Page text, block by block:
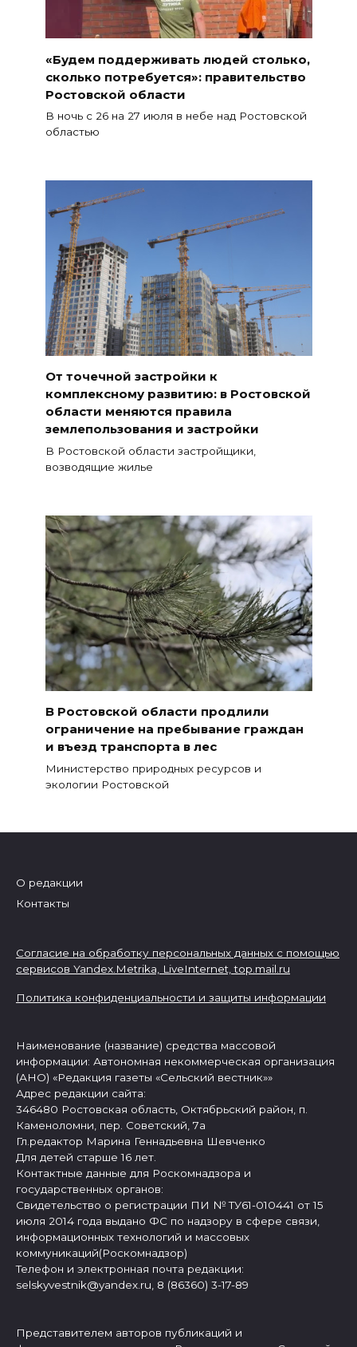
«Будем поддерживать людей столько,
сколько потребуется»: правительство
Ростовской области
В ночь с 26 на 27 июля в небе над Ростовской
областью
От точечной застройки к
комплексному развитию: в Ростовской
области меняются правила
землепользования и застройки
В Ростовской области застройщики,
возводящие жилье
В Ростовской области продлили
ограничение на пребывание граждан
и въезд транспорта в лес
Министерство природных ресурсов и
экологии Ростовской
О редакции
Контакты
Согласие на обработку персональных данных с помощью
сервисов Yandex.Metrika, LiveInternet,top.mail.ru
Политика конфиденциальности и защиты информации
Наименование (название) средства массовой
информации: Автономная некоммерческая организация
(АНО) «Редакция газеты «Сельский вестник»»
Адрес редакции сайта:
346480 Ростовская область, Октябрьский район, п.
Каменоломни, пер. Советский, 7а
Гл.редактор Марина Геннадьевна Шевченко
Для детей старше 16 лет.
Контактные данные для Роскомнадзора и
государственных органов:
Свидетельство о регистрации ПИ № ТУ61-010441 от 15
июля 2014 года выдано ФС по надзору в сфере связи,
информационных технологий и массовых
коммуникаций(Роскомнадзор)
Телефон и электронная почта редакции:
selskyvestnik@yandex.ru, 8 (86360) 3-17-89
Представителем авторов публикаций и